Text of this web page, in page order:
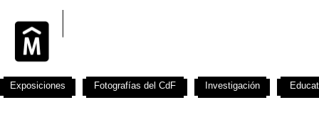
Exposiciones Fotografías del CdF Investigación